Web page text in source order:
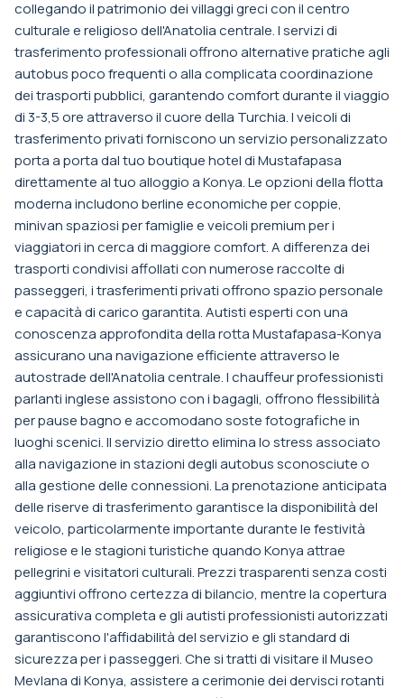
collegando il patrimonio dei villaggi greci con il centro
culturale e religioso dell'Anatolia centrale. I servizi di
trasferimento professionali offrono alternative pratiche agli
autobus poco frequenti o alla complicata coordinazione
dei trasporti pubblici, garantendo comfort durante il viaggio
di 3-3,5 ore attraverso il cuore della Turchia. I veicoli di
trasferimento privati forniscono un servizio personalizzato
porta a porta dal tuo boutique hotel di Mustafapasa
direttamente al tuo alloggio a Konya. Le opzioni della flotta
moderna includono berline economiche per coppie,
minivan spaziosi per famiglie e veicoli premium per i
viaggiatori in cerca di maggiore comfort. A differenza dei
trasporti condivisi affollati con numerose raccolte di
passeggeri, i trasferimenti privati offrono spazio personale
e capacità di carico garantita. Autisti esperti con una
conoscenza approfondita della rotta Mustafapasa-Konya
assicurano una navigazione efficiente attraverso le
autostrade dell'Anatolia centrale. I chauffeur professionisti
parlanti inglese assistono con i bagagli, offrono flessibilità
per pause bagno e accomodano soste fotografiche in
luoghi scenici. Il servizio diretto elimina lo stress associato
alla navigazione in stazioni degli autobus sconosciute o
alla gestione delle connessioni. La prenotazione anticipata
delle riserve di trasferimento garantisce la disponibilità del
veicolo, particolarmente importante durante le festività
religiose e le stagioni turistiche quando Konya attrae
pellegrini e visitatori culturali. Prezzi trasparenti senza costi
aggiuntivi offrono certezza di bilancio, mentre la copertura
assicurativa completa e gli autisti professionisti autorizzati
garantiscono l'affidabilità del servizio e gli standard di
sicurezza per i passeggeri. Che si tratti di visitare il Museo
Mevlana di Konya, assistere a cerimonie dei dervisci rotanti